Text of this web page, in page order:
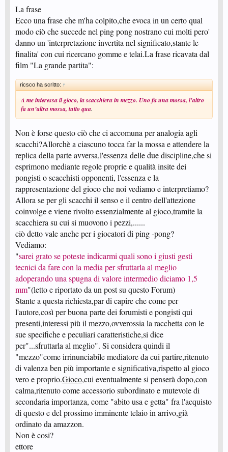
La frase
Ecco una frase che m'ha colpito,che evoca in un certo qual
modo ciò che succede nel ping pong nostrano cui molti pero'
danno un 'interpretazione invertita nel significato,stante le
finalita' con cui ricercano gomme e telai.La frase ricavata dal
film "La grande partita":
ricsco ha scritto: ↑
A me interessa il gioco, la scacchiera in mezzo. Uno fa una mossa, l’altro
fa un’altra mossa, tutto qua.
Non è forse questo ciò che ci accomuna per analogia agli
scacchi?Allorchè a ciascuno tocca far la mossa e attendere la
replica della parte avversa,l'essenza delle due discipline,che si
esprimono mediante regole proprie e qualità insite dei
pongisti o scacchisti opponenti, l'essenza e la
rappresentazione del gioco che noi vediamo e interpretiamo?
Allora se per gli scacchi il senso e il centro dell'attezione
coinvolge e viene rivolto essenzialmente al gioco,tramite la
scacchiera su cui si muovono i pezzi,......
ciò detto vale anche per i giocatori di ping -pong?
Vediamo:
"sarei grato se poteste indicarmi quali sono i giusti gesti
tecnici da fare con la media per sfruttarla al meglio
adoperando una spugna di valore intermedio diciamo 1,5
mm"(letto e riportato da un post su questo Forum)
Stante a questa richiesta,par di capire che come per
l'autore,così per buona parte dei forumisti e pongisti qui
presenti,interessi più il mezzo,ovverossia la racchetta con le
sue specifiche e peculiari caratteristiche,si dice
per"...sfruttarla al meglio". Si considera quindi il
"mezzo"come irrinunciabile mediatore da cui partire,ritenuto
di valenza ben più importante e significativa,rispetto al gioco
vero e proprio.Gioco,cui eventualmente si penserà dopo,con
calma,ritenuto come accessorio subordinato e mutevole di
secondaria importanza, come "abito usa e getta" fra l'acquisto
di questo e del prossimo imminente telaio in arrivo,già
ordinato da amazzon.
Non è cosi?
ettore